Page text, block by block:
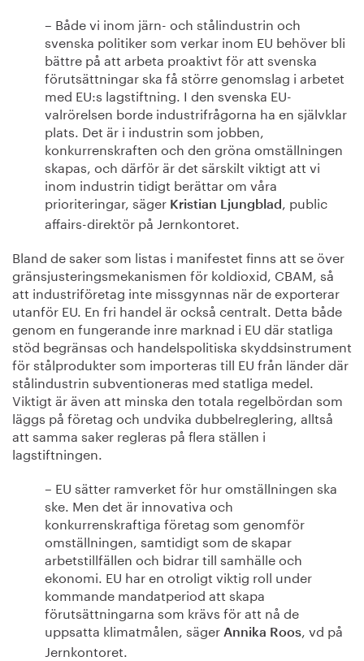
– Både vi inom järn- och stålindustrin och
svenska politiker som verkar inom EU behöver bli
bättre på att arbeta proaktivt för att svenska
förutsättningar ska få större genomslag i arbetet
med EU:s lagstiftning. I den svenska EU-
valrörelsen borde industrifrågorna ha en självklar
plats. Det är i industrin som jobben,
konkurrenskraften och den gröna omställningen
skapas, och därför är det särskilt viktigt att vi
inom industrin tidigt berättar om våra
prioriteringar, säger Kristian Ljungblad , public
affairs-direktör på Jernkontoret.
Bland de saker som listas i manifestet finns att se över
gränsjusteringsmekanismen för koldioxid, CBAM, så
att industriföretag inte missgynnas när de exporterar
utanför EU. En fri handel är också centralt. Detta både
genom en fungerande inre marknad i EU där statliga
stöd begränsas och handelspolitiska skyddsinstrument
för stålprodukter som importeras till EU från länder där
stålindustrin subventioneras med statliga medel.
Viktigt är även att minska den totala regelbördan som
läggs på företag och undvika dubbelreglering, alltså
att samma saker regleras på flera ställen i
lagstiftningen.
– EU sätter ramverket för hur omställningen ska
ske. Men det är innovativa och
konkurrenskraftiga företag som genomför
omställningen, samtidigt som de skapar
arbetstillfällen och bidrar till samhälle och
ekonomi. EU har en otroligt viktig roll under
kommande mandatperiod att skapa
förutsättningarna som krävs för att nå de
uppsatta klimatmålen, säger Annika Roos, vd på
Jernkontoret.